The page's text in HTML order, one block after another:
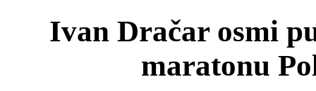
Ivan Dračar osmi
maratonu